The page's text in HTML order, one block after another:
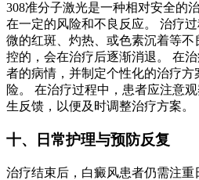
308准分子激光是一种相对安全的
在一定的风险和不良反应。 治疗
微的红斑、灼热、或色素沉着等
控的，会在治疗后逐渐消退。 在
者的病情，并制定个性化的治疗
险。 在治疗过程中，患者应注意
生反馈，以便及时调整治疗方案。
十、日常护理与预防反复
治疗结束后，白癜风患者仍需注重